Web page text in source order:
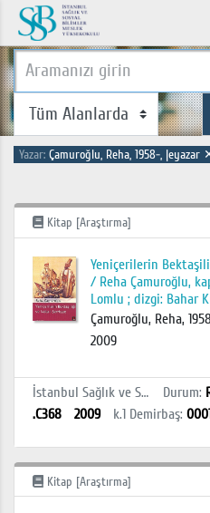
Yazar: Çamuroğlu, Reha, 1958-, |eyazar
Kitap [Araştırma]
Yeniçerilerin
/ Reha Çamuroğlu,
Lomlu ; dizgi: Bahar
Çamuroğlu, Reha,
2009
İstanbul Sağlık ve Sosyal Bilimler MYO Kütüphanesi Durum:
.C368
2009 k.1 Demirbaş:
Kitap [Araştırma]